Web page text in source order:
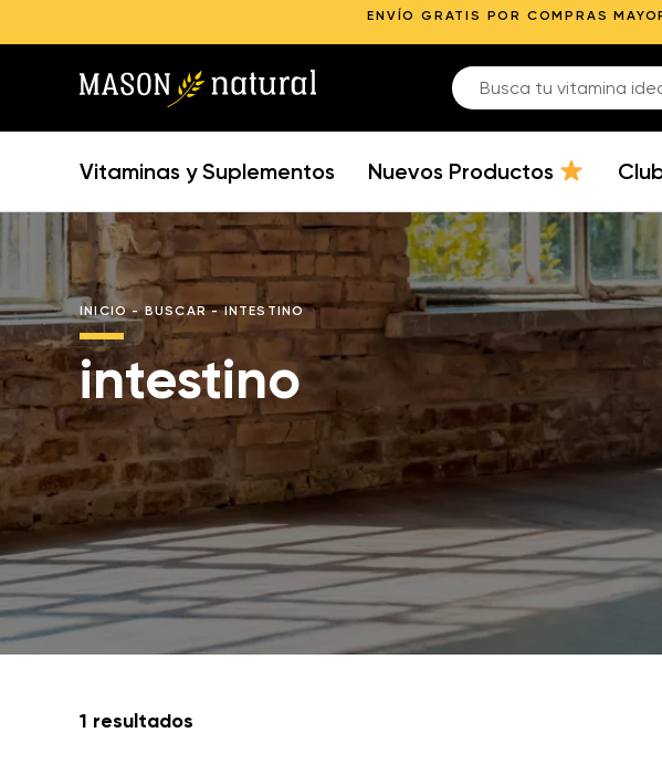
ENVÍO GRATIS POR COMPRAS
Vitaminas y Suplementos Nuevos Productos
INICIO-BUSCAR-INTESTINO
intestino
1 resultados